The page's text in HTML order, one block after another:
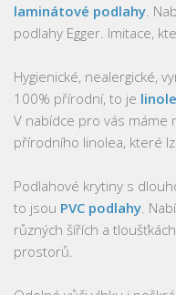
laminátové podlahy .
podlahy Egger. Imitace,
Hygienické, nealergické,
100% přírodní, to je
V nabídce pro vás máme
přírodního linolea, které
Podlahové krytiny s
to jsou PVC podlahy .
různých šířích a
prostorů.